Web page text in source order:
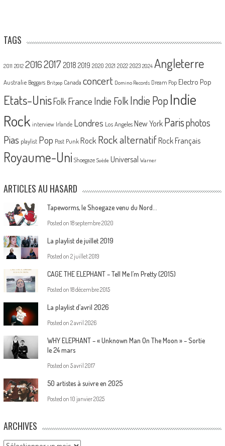
TAGS
2011 2012 20162017 2018 2019 2020 2021 2022 2023 2024 Angleterre
Australie Beggars Britpop Canada concert Domino Records Dream Pop Electro Pop
Etats-UnisFolk France Indie Folk Indie PopIndie
Rock interview Irlande Londres Los Angeles New York Parisphotos
Pias playlist Pop Post Punk Rock Rock alternatif Rock Français
Royaume-Uni Shoegaze Suède Universal Warner
ARTICLES AU HASARD
Tapeworms, le Shoegaze venu du Nord…
Posted on 18 septembre 2020
La playlist de juillet 2019
Posted on 2 juillet 2019
CAGE THE ELEPHANT – Tell Me I’m Pretty (2015)
Posted on 18 décembre 2015
La playlist d’avril 2026
Posted on 2 avril 2026
WHY ELEPHANT – « Unknown Man On The Moon » – Sortie
le 24 mars
Posted on 5 avril 2017
50 artistes à suivre en 2025
Posted on 10 janvier 2025
ARCHIVES